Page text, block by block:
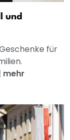
und
für
mehr